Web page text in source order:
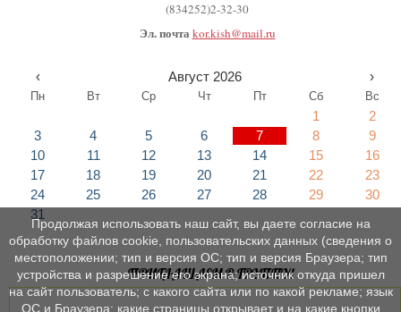
(834252)2-32-30
Эл. почта kor.kish@mail.ru
‹ Август 2026 ›
Пн Вт Ср Чт Пт Сб Вс
1
2
3
4 5 6 7 8
9
10
11 12 13 14 15
16
17
18 19 20 21 22
23
24
25 26 27 28 29
30
31
ПРИГЛАШАЕМ В ГРУППУ!
Продолжая использовать наш сайт, вы даете согласие на
обработку файлов cookie, пользовательских данных (сведения о
местоположении; тип и версия ОС; тип и версия Браузера; тип
устройства и разрешение его экрана; источник откуда пришел
на сайт пользователь; с какого сайта или по какой рекламе; язык
ОС и Браузера; какие страницы открывает и на какие кнопки